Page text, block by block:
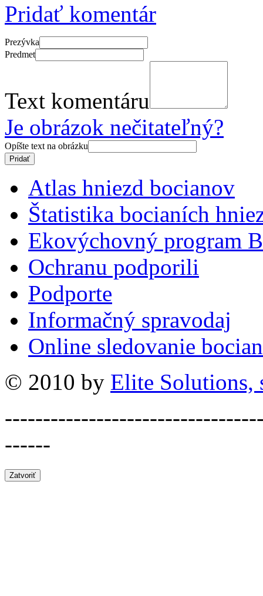
Pridať komentár
Prezývka
Predmet
Text komentáru
Je obrázok nečitateľný?
Opíšte text na obrázku
Atlas hniezd bocianov
Štatistika bocianích
Ekovýchovný program
Ochranu podporili
Podporte
Informačný spravodaj
Online sledovanie
© 2010 by Elite Solutions,
------